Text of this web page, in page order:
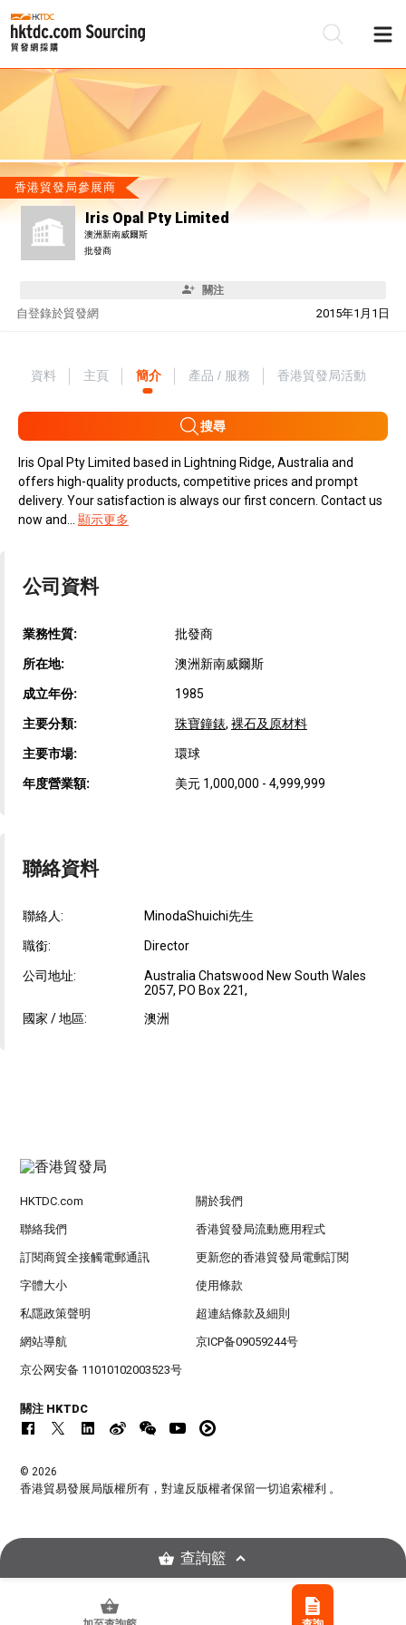
香港貿發局參展商
Iris Opal Pty Limited
澳洲新南威爾斯
批發商
關注
自 2015年1月1日
登錄於貿發網
資料 主頁 簡介 產品 / 服務 香港貿發局活動
搜尋
Iris Opal Pty Limited based in Lightning Ridge, Australia and
offers high-quality products, competitive prices and prompt
delivery. Your satisfaction is always our first concern. Contact us
now and...
顯示更多
公司資料
業務性質: 批發商
所在地: 澳洲新南威爾斯
成立年份: 1985
主要分類: 珠寶鐘錶, 裸石及原材料
主要市場: 環球
年度營業額: 美元 1,000,000 - 4,999,999
聯絡資料
聯絡人: MinodaShuichi先生
職銜: Director
公司地址:
Australia Chatswood New South Wales
2057, PO Box 221,
國家 / 地區:
澳洲
HKTDC.com 關於我們
聯絡我們 香港貿發局流動應用程式
訂閱商貿全接觸電郵通訊 更新您的香港貿發局電郵訂閱
字體大小 使用條款
私隱政策聲明 超連結條款及細則
網站導航 京ICP备09059244号
京公网安备 11010102003523号
關注 HKTDC
© 2026
香港貿易發展局版權所有，對違反版權者保留一切追索權利 。
查詢籃